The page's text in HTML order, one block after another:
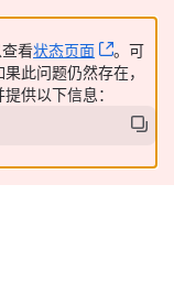
看状态页面 ,
。可
此问题仍然存在，
new window)
提供以下信息：